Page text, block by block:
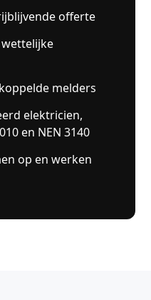
offerte
melders
elektricien,
en NEN 3140
op en werken